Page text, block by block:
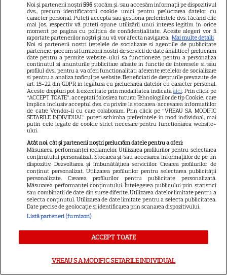
ŞTIRI
NU RATA!
A apărut revista TV Satelit nr.
16! Eda Marcus, Irina Rimes și
ghidul TV complet pentru 14
zile
Exclusiv
16
VEDETE ROMÂNEŞTI
Iuliana Pepene, despre silueta
de invidiat: „Ridic 85 de
kilograme”. Ce alimente evită
vedeta Antena 1. EXCLUSIV
VEDETE ROMÂNEŞTI
Vedete din România care au
Noi și partenerii noștri596 stocăm și/sau accesăm informații pe dispozitivul
dvs., precum identificatorii cookie unici pentru prelucrarea datelor cu
caracter personal. Puteți accepta sau gestiona preferințele dvs. făcând clic
mai jos, respectiv vă puteți opune utilizării unui interes legitim în orice
moment pe pagina cu politica de confidențialitate. Aceste alegeri vor fi
raportate partenerilor noștri și nu vă vor afecta navigarea. Mai multe detalii
Noi si partenerii nostri (retelele de socializare si agentiile de publicitate
partenere, precum si furnizorii nostri de servicii de date analitice) prelucram
date pentru a permite website-ului sa functioneze, pentru a personaliza
continutul si anunturile publicitare afisate in functie de interesele si/sau
profilul dvs., pentru a va oferi functionalitati aferente retelelor de socializare
si pentru a analiza traficul pe website. Beneficiati de drepturile prevazute de
art. 15-22 din GDPR in legatura cu prelucrarea datelor cu caracter personal.
Aceste drepturi pot fi exercitate prin modalitatea indicataaici. Prin click pe
“ACCEPT TOATE”, acceptati folosirea tuturor Tehnologiilor de tip Cookie, care
implica inclusiv acceptul dvs. cu privire la stocarea/accesarea informatiilor
de catre Vendor-ii cu care colaboram. Prin click pe “VREAU SA MODIFIC
SETARILE INDIVIDUAL” puteti schimba preferintele in mod individual, mai
putin cele legate de cookie strict necesare pentru functionarea website-
ului.
Atât noi, cât și partenerii noștri prelucrăm datele pentru a oferi:
Măsurarea performanței reclamelor. Utilizarea profilurilor pentru selectarea
conținutului personalizat. Stocarea și/sau accesarea informațiilor de pe un
dispozitiv. Dezvoltarea și îmbunătățirea serviciilor. Crearea profilurilor de
conținut personalizat. Utilizarea profilurilor pentru selectarea publicității
personalizate. Crearea profilurilor pentru publicitate personalizată.
Măsurarea performanței conținutului. Înțelegerea publicului prin statistici
sau combinații de date din surse diferite. Utilizarea datelor limitate pentru a
selecta conținutul. Utilizarea de date limitate pentru a selecta publicitatea.
Date precise de geolocație și identificarea prin scanarea dispozitivului.
Listă parteneri (furnizori)
ACCEPT TOATE
VREAU SA MODIFIC SETARILE INDIVIDUAL